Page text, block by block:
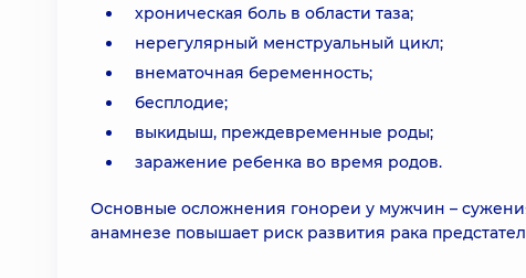
хроническая боль в области таза;
нерегулярный менструальный цикл;
внематочная беременность;
бесплодие;
выкидыш, преждевременные роды;
заражение ребенка во время родов.
Основные осложнения гонореи у мужчин –
анамнезе повышает риск развития рака